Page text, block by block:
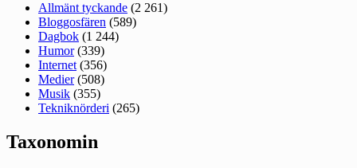
Allmänt tyckande (2 261)
Bloggosfären (589)
Dagbok (1 244)
Humor(339)
Internet (356)
Medier(508)
Musik (355)
Tekniknörderi (265)
Taxonomin